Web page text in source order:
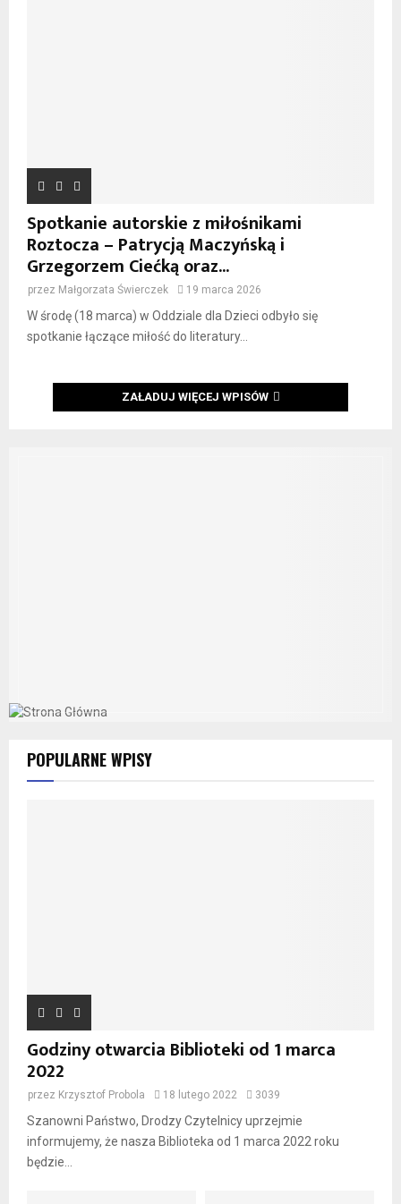
Spotkanie autorskie z miłośnikami
Roztocza – Patrycją Maczyńską i
Grzegorzem Ciećką oraz...
przez Małgorzata Świerczek 19 marca 2026
W środę (18 marca) w Oddziale dla Dzieci odbyło się
spotkanie łączące miłość do literatury...
ZAŁADUJ WIĘCEJ WPISÓW
POPULARNE WPISY
Godziny otwarcia Biblioteki od 1 marca
2022
przez Krzysztof Probola 18 lutego 2022 3039
Szanowni Państwo, Drodzy Czytelnicy uprzejmie
informujemy, że nasza Biblioteka od 1 marca 2022 roku
będzie...